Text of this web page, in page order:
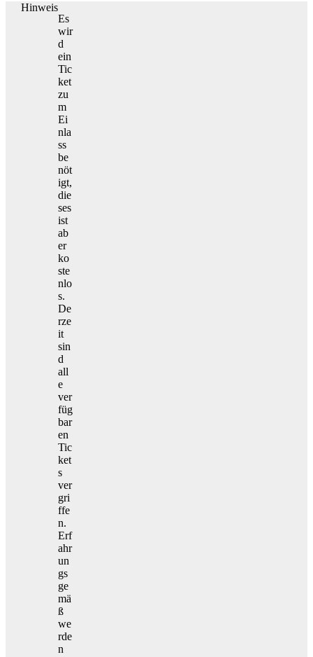
Hinweis
Es
wir
d
ein
Tic
ket
zu
m
Ei
nla
ss
be
nöt
igt,
die
ses
ist
ab
er
ko
ste
nlo
s.
De
rze
it
sin
d
all
e
ver
füg
bar
en
Tic
ket
s
ver
gri
ffe
n.
Erf
ahr
un
gs
ge
mä
ß
we
rde
n